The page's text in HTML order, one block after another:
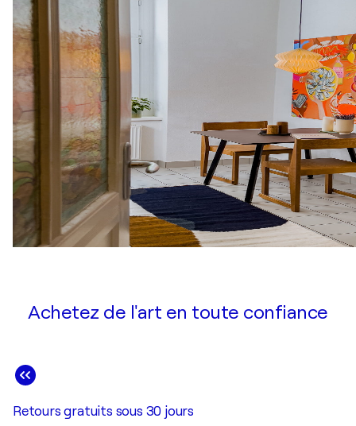
Achetez de l'art en toute confiance
Retours gratuits sous 30 jours